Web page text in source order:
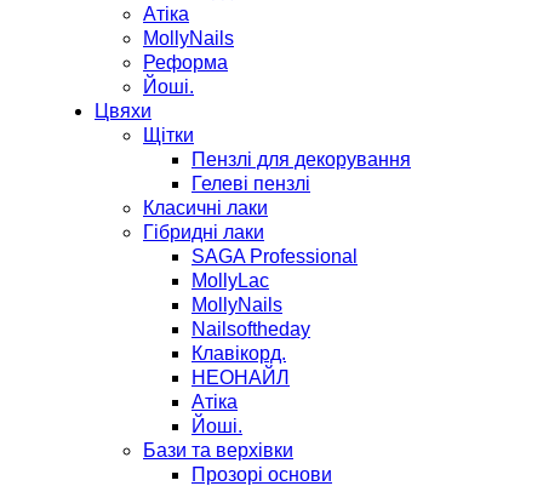
Атіка
MollyNails
Реформа
Йоші.
Цвяхи
Щітки
Пензлі для декорування
Гелеві пензлі
Класичні лаки
Гібридні лаки
SAGA Professional
MollyLac
MollyNails
Nailsoftheday
Клавікорд.
НЕОНАЙЛ
Атіка
Йоші.
Бази та верхівки
Прозорі основи